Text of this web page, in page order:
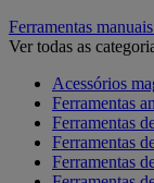
Ferramentas
Ver todas as
Acessórios
Ferramentas
Ferramentas
Ferramentas
Ferramentas